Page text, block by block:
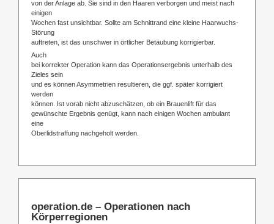
von der Anlage ab. Sie sind in den Haaren verborgen und meist nach
einigen
Wochen fast unsichtbar. Sollte am Schnittrand eine kleine Haarwuchs-
Störung
auftreten, ist das unschwer in örtlicher Betäubung korrigierbar.
Auch
bei korrekter Operation kann das Operationsergebnis unterhalb des
Zieles sein
und es können Asymmetrien resultieren, die ggf. später korrigiert
werden
können. Ist vorab nicht abzuschätzen, ob ein Brauenlift für das
gewünschte Ergebnis genügt, kann nach einigen Wochen ambulant
eine
Oberlidstraffung nachgeholt werden.
operation.de – Operationen nach
Körperregionen